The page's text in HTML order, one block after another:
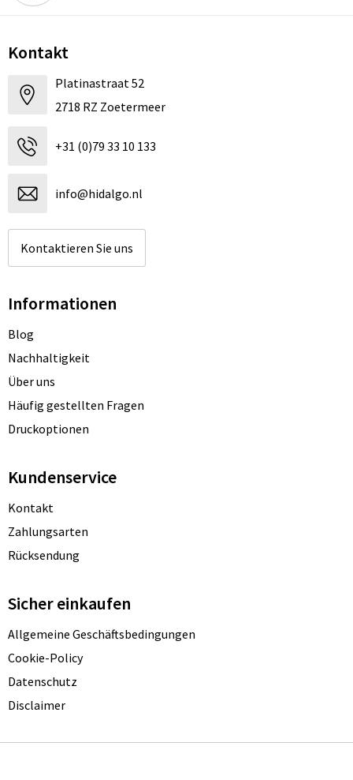
Kontakt
Platinastraat 52
2718 RZ Zoetermeer
+31 (0)79 33 10 133
info@hidalgo.nl
Kontaktieren Sie uns
Informationen
Blog
Nachhaltigkeit
Über uns
Häufig gestellten Fragen
Druckoptionen
Kundenservice
Kontakt
Zahlungsarten
Rücksendung
Sicher einkaufen
Allgemeine Geschäftsbedingungen
Cookie-Policy
Datenschutz
Disclaimer